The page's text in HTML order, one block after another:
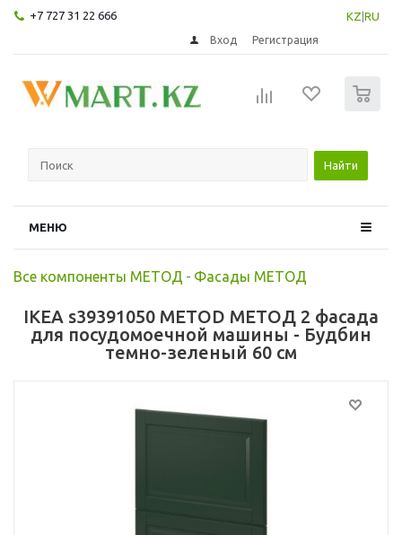
+7 727 31 22 666 KZ RU
Вход Регистрация
Найти
МЕНЮ
Все компоненты МЕТОД - Фасады МЕТОД
IKEA s39391050 METOD МЕТОД 2 фасада
для посудомоечной машины - Будбин
темно-зеленый 60 см